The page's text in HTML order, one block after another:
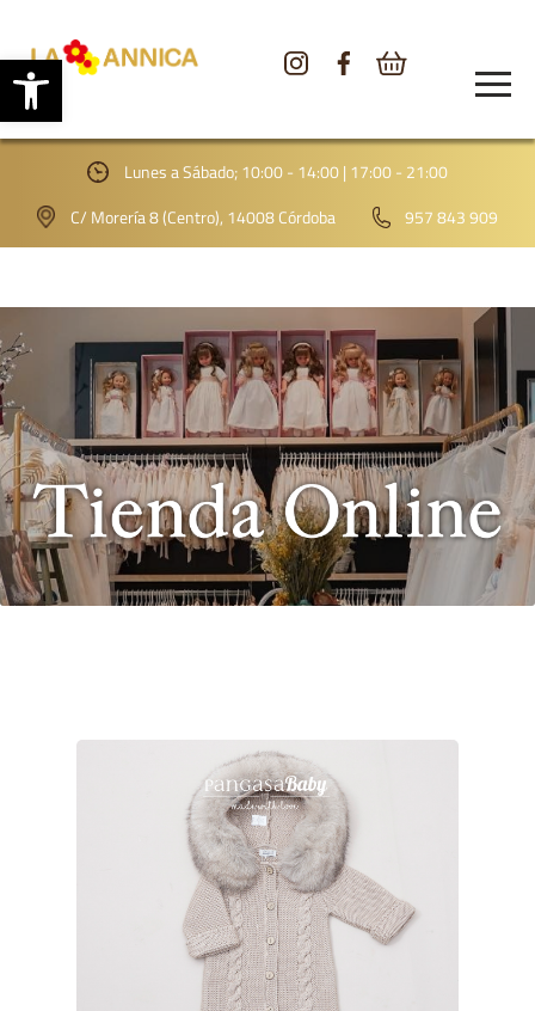
Abrir barra de herramientas
TIENDA
GALERÍA
BLOG
CONTACTO
Lunes a Sábado; 10:00 - 14:00 | 17:00 - 21:00
C/ Morería 8 (Centro), 14008 Córdoba
957 843 909